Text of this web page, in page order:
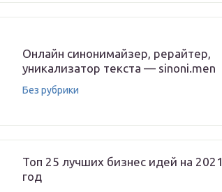
Онлайн синонимайзер, рерайтер,
уникализатор текста — sinoni.men
Без рубрики
Топ 25 лучших бизнес идей на 2021
год